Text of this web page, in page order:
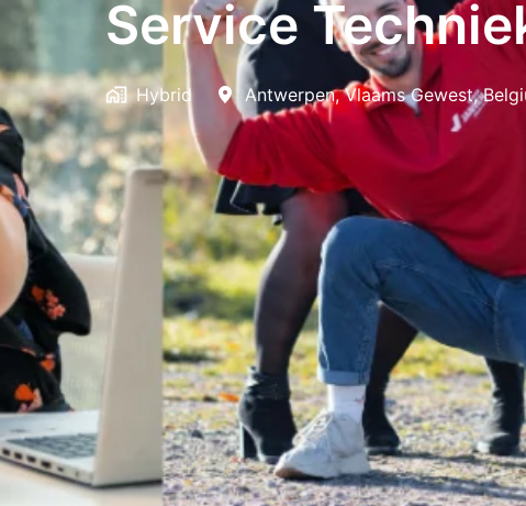
Service
Hybrid Antwerpen, Vlaams Gewest,